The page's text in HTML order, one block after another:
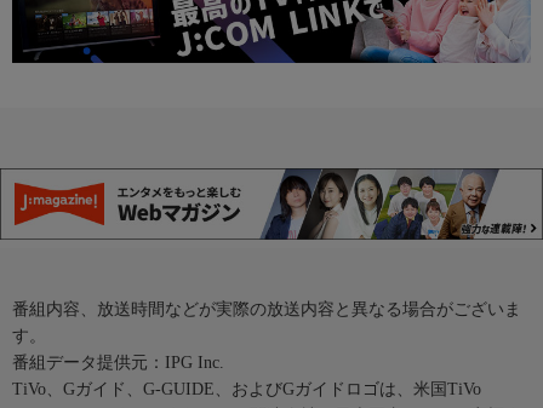
番組内容、放送時間などが実際の放送内容と異なる場合がございま
す。
番組データ提供元：IPG Inc.
TiVo、Gガイド、G-GUIDE、およびGガイドロゴは、米国TiVo